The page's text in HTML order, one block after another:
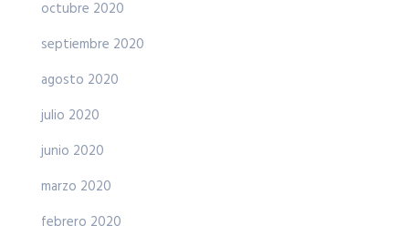
octubre 2020
septiembre 2020
agosto 2020
julio 2020
junio 2020
marzo 2020
febrero 2020